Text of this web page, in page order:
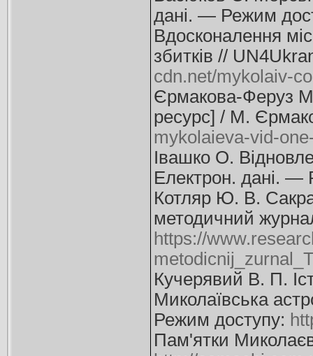
дані. — Режим
Вдосконалення
збитків //
cdn.net/mykolaiv-
Єрмакова-Феруз М.
ресурс] / М.
mykolaieva-vid-
Івашко О.
Електрон. дані.
Котляр Ю. В.
методичний
https://
Кучерявий В. П.
Миколаївська
Режим доступу:
Пам'ятки